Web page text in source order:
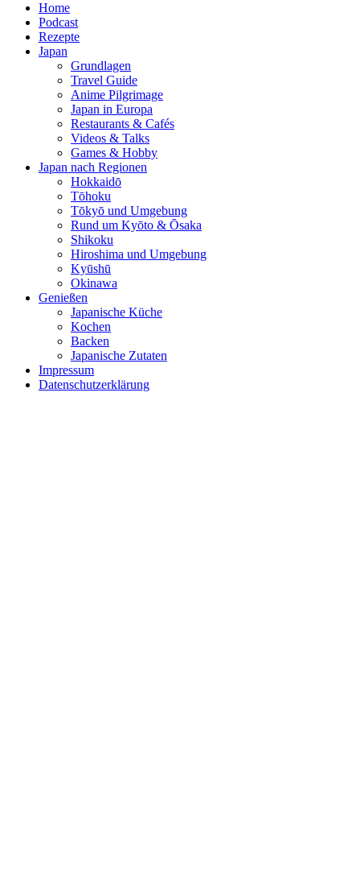
Home
Podcast
Rezepte
Japan
Grundlagen
Travel Guide
Anime Pilgrimage
Japan in Europa
Restaurants & Cafés
Videos & Talks
Games & Hobby
Japan nach Regionen
Hokkaidō
Tōhoku
Tōkyō und Umgebung
Rund um Kyōto & Ōsaka
Shikoku
Hiroshima und Umgebung
Kyūshū
Okinawa
Genießen
Japanische Küche
Kochen
Backen
Japanische Zutaten
Impressum
Datenschutzerklärung